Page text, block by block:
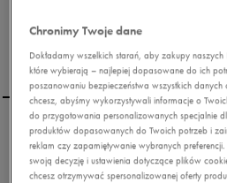
NIKE JR HYPERVENOM
PHADE FG-R
Chronimy Twoje dane
Dokładamy wszelkich starań, aby zakupy
które wybierają – najlepiej dopasowane do ich
poszanowaniu bezpieczeństwa wszystkich
chcesz, abyśmy wykorzystywali informacje o
do przygotowania personalizowanych specjalnie
produktów dopasowanych do Twoich potrzeb i
reklam czy zapamiętywanie wybranych
swoją decyzję i ustawienia dotyczące plików
chcesz otrzymywać spersonalizowanej oferty